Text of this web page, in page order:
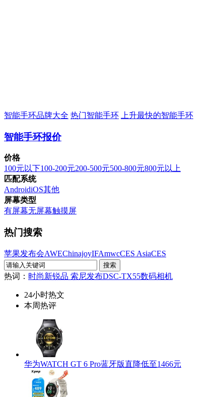
智能手环品牌大全 热门智能手环 上升最快的智能手环
智能手环报价
价格
100元以下100-200元200-500元500-800元800元以上
匹配系统
AndroidiOS其他
屏幕类型
有屏幕无屏幕触摸屏
热门搜索
苹果发布会AWEChinajoyIFAmwcCES AsiaCES
热词： 时尚新锐品 索尼发布DSC-TX55数码相机
24小时热文
本周热评
华为WATCH GT 6 Pro蓝牙版直降低至1466元